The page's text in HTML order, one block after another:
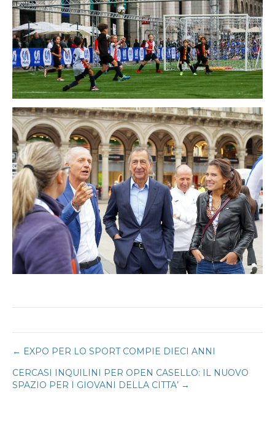
Navigazione
articoli
← EXPO PER LO SPORT COMPIE DIECI ANNI
CERCASI INQUILINI PER OPEN CASELLO: IL NUOVO
SPAZIO PER I GIOVANI DELLA CITTA’ →